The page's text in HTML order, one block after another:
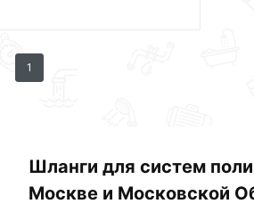
1
Шланги для систем
Москве и Московской